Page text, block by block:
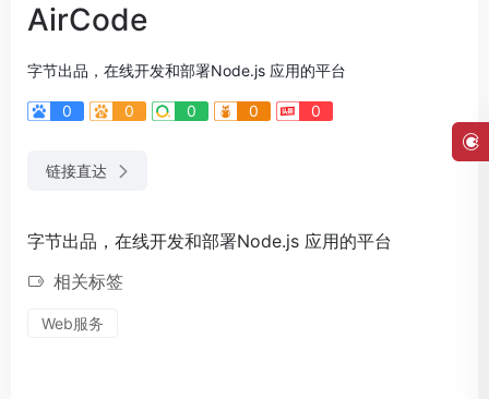
AirCode
字节出品，在线开发和部署Node.js 应用的平台
0 0 0 0 0
链接直达
字节出品，在线开发和部署Node.js 应用的平台
相关标签
Web服务